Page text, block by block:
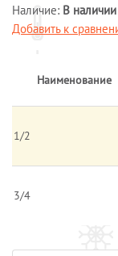
Системы обогрева
Специальные кабели
Системы защиты от
Обогрев
КОНТАКТЫ
Наличие: В наличии
Добавить к
Наименование
1/2
3/4